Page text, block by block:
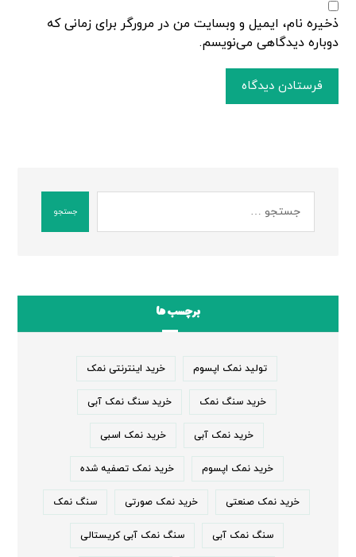
ذخیره نام، ایمیل و وبسایت من در مرورگر برای زمانی که
دوباره دیدگاهی می‌نویسم.
فرستادن دیدگاه
جستجو
برچسب ها
تولید نمک اپسوم خرید اینترنتی نمک
خرید سنگ نمک خرید سنگ نمک آبی
خرید نمک آبی خرید نمک اسبی
خرید نمک اپسوم خرید نمک تصفیه شده
خرید نمک صنعتی خرید نمک صورتی سنگ نمک
سنگ نمک آبی سنگ نمک آبی کریستالی